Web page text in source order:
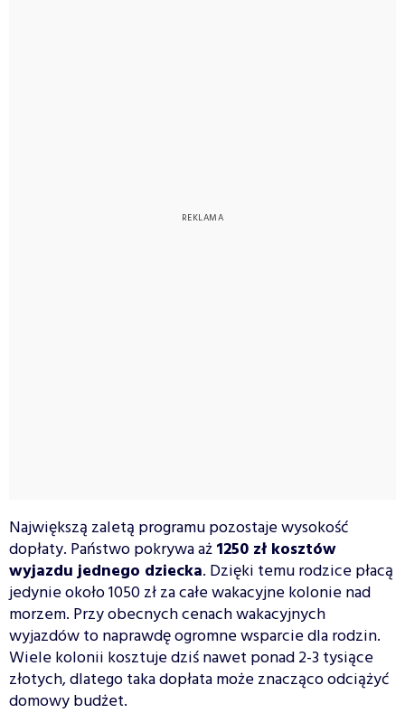
Największą zaletą programu pozostaje wysokość
dopłaty. Państwo pokrywa aż1250 zł kosztów
wyjazdu jednego dziecka. Dzięki temu rodzice płacą
jedynie około 1050 zł za całe wakacyjne kolonie nad
morzem. Przy obecnych cenach wakacyjnych
wyjazdów to naprawdę ogromne wsparcie dla rodzin.
Wiele kolonii kosztuje dziś nawet ponad 2-3 tysiące
złotych, dlatego taka dopłata może znacząco odciążyć
domowy budżet.